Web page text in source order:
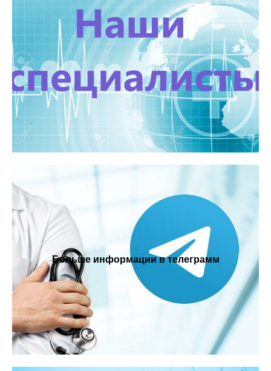
Больше информации в телеграмм